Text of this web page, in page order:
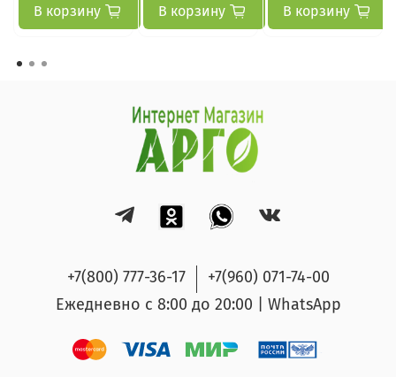
В корзину В корзину В корзину
+7(800) 777-36-17
+7(960) 071-74-00
Ежедневно с 8:00 до 20:00 | WhatsApp